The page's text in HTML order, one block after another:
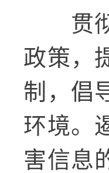
贯
政策，
制，倡
环境。
害信息